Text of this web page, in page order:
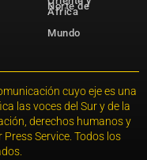
Norte de
África
Mundo
cuyo eje es una
las voces del Sur y de la
derechos humanos y
Service. Todos los